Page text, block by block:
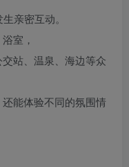
亲密互动。
室，
站、温泉、海边等众
能体验不同的氛围情